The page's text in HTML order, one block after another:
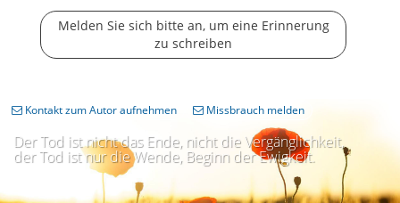
Melden Sie sich bitte an, um eine Erinnerung
zu schreiben
Der Tod ist nicht das Ende, nicht die Vergänglichkeit,
der Tod ist nur die Wende, Beginn der Ewigkeit.
Kontakt zum Autor aufnehmen Missbrauch melden